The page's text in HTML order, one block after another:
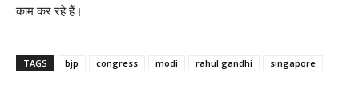
काम कर रहे हैं।
TAGS bjp congress modi rahul gandhi singapore